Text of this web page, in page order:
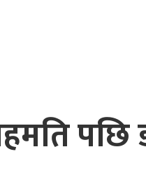
पछि